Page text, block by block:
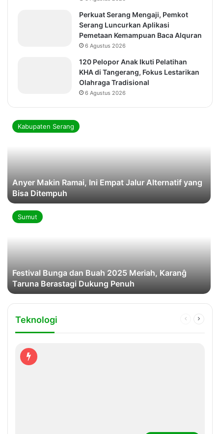
Perkuat Serang Mengaji, Pemkot
Serang Luncurkan Aplikasi
Pemetaan Kemampuan Baca Alquran
6 Agustus 2026
120 Pelopor Anak Ikuti Pelatihan
KHA di Tangerang, Fokus Lestarikan
Olahraga Tradisional
6 Agustus 2026
Kabupaten Serang
Anyer Makin Ramai, Ini Empat Jalur Alternatif yang
Bisa Ditempuh
Sumut
Festival Bunga dan Buah 2025 Meriah, Karanĝ
Taruna Berastagi Dukung Penuh
Teknologi
Previous